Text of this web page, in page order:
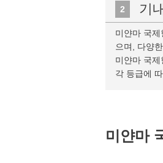
2 기
미얀마 국
으며, 다양
미얀마 국
각 등급에
미얀마